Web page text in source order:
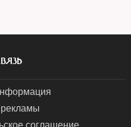
соглашение